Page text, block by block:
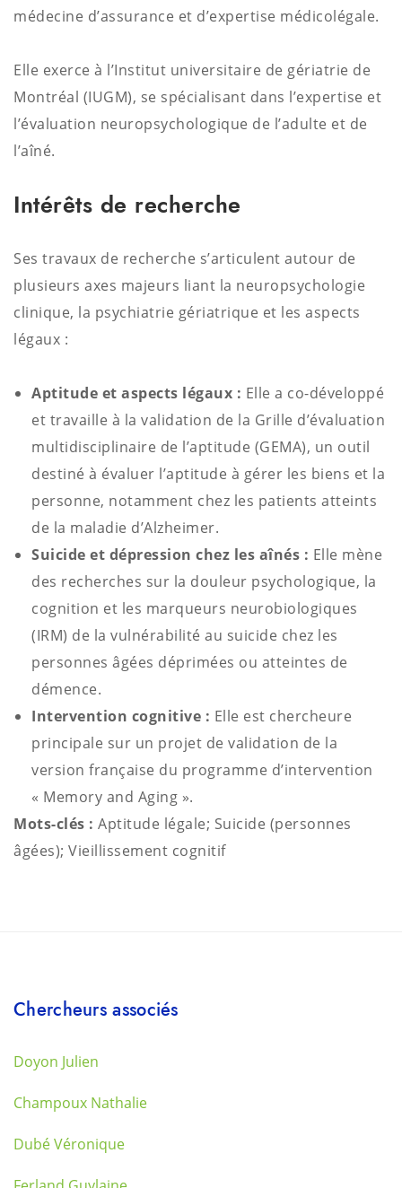
médecine d’assurance et d’expertise médicolégale.
Elle exerce à l’Institut universitaire de gériatrie de
Montréal (IUGM), se spécialisant dans l’expertise et
l’évaluation neuropsychologique de l’adulte et de
l’aîné.
Intérêts de recherche
Ses travaux de recherche s’articulent autour de
plusieurs axes majeurs liant la neuropsychologie
clinique, la psychiatrie gériatrique et les aspects
légaux :
Aptitude et aspects légaux : Elle a co-développé
et travaille à la validation de la Grille d’évaluation
multidisciplinaire de l’aptitude (GEMA), un outil
destiné à évaluer l’aptitude à gérer les biens et la
personne, notamment chez les patients atteints
de la maladie d’Alzheimer.
Suicide et dépression chez les aînés : Elle mène
des recherches sur la douleur psychologique, la
cognition et les marqueurs neurobiologiques
(IRM) de la vulnérabilité au suicide chez les
personnes âgées déprimées ou atteintes de
démence.
Intervention cognitive : Elle est chercheure
principale sur un projet de validation de la
version française du programme d’intervention
« Memory and Aging ».
Mots-clés : Aptitude légale; Suicide (personnes
âgées); Vieillissement cognitif
Chercheurs associés
Doyon Julien
Champoux Nathalie
Dubé Véronique